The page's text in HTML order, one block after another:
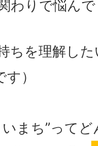
わりで悩んで
ちを理解し
）
いまち”って